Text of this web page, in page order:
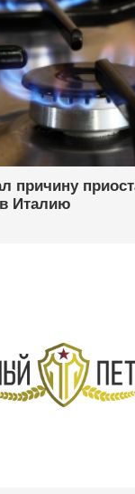
причину
в Италию